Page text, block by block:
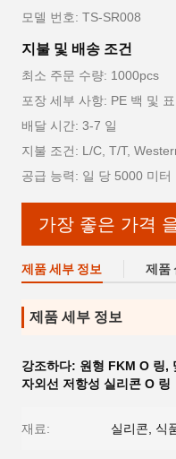
모델 번호: TS-SR008
지불 및 배송 조건
최소 주문 수량: 1000pcs
포장 세부 사항: PE 백 및
배달 시간: 3-7 일
지불 조건: L/C, T/T,
공급 능력: 일 당 5000 미터
가장 좋은 가격
제품 세부 정보 제품
제품 세부 정보
강조하다: 원형 FKM O 링,
자외선 저항성 실리콘 O 링
재료: 실리콘, 식